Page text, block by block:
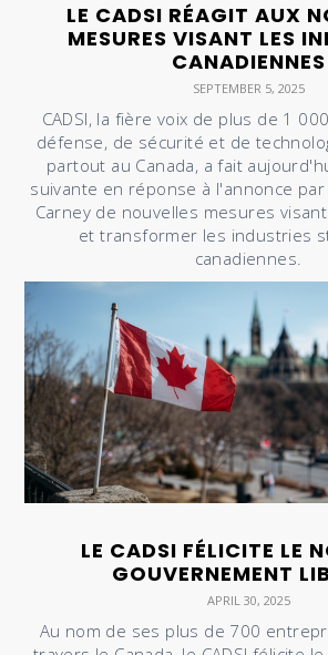
LE CADSI RÉAGIT AUX
MESURES VISANT LES
CANADIENNES
SEPTEMBER 5, 2025
CADSI, la fière voix de plus de 1
défense, de sécurité et de
partout au Canada, a fait
suivante en réponse à l'annonce
Carney de nouvelles mesures
et transformer les industries
canadiennes.
LE CADSI FÉLICITE LE
GOUVERNEMENT
APRIL 30, 2025
Au nom de ses plus de 700